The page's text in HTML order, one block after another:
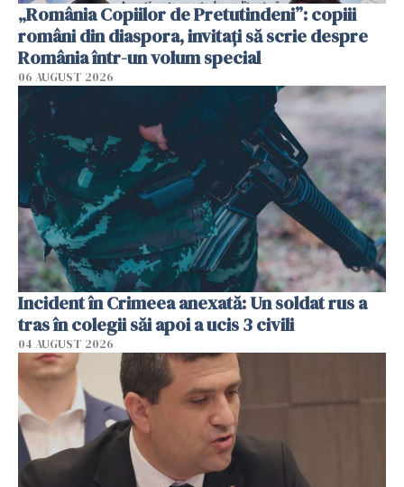
„România Copiilor de Pretutindeni”: copiii
români din diaspora, invitați să scrie despre
România într-un volum special
06 AUGUST 2026
Incident în Crimeea anexată: Un soldat rus a
tras în colegii săi apoi a ucis 3 civili
04 AUGUST 2026